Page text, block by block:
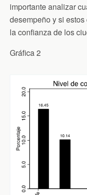
importante analizar
desempeño y si
la confianza de los
Gráfica 2